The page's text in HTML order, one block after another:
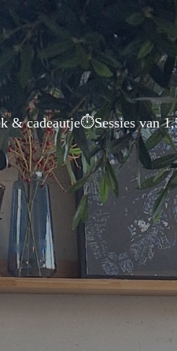
& cadeautje⏱️Sessies van